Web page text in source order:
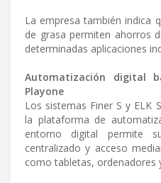
La empresa también indica
de grasa permiten ahorros
determinadas aplicaciones
Automatización digital
Playone
Los sistemas Finer S y ELK
la plataforma de
entorno digital permite
centralizado y acceso
como tabletas, ordenadores